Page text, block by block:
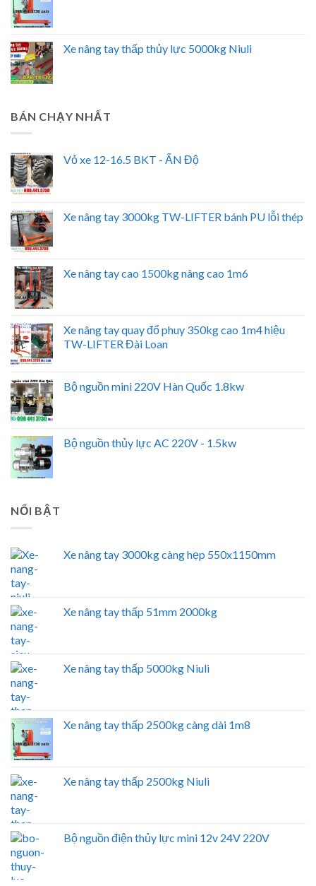
Xe nâng tay thấp thủy lực 5000kg Niuli
BÁN CHẠY NHẤT
Vỏ xe 12-16.5 BKT - ẤN Độ
Xe nâng tay 3000kg TW-LIFTER bánh PU lỗi thép
Xe nâng tay cao 1500kg nâng cao 1m6
Xe nâng tay quay đổ phuy 350kg cao 1m4 hiệu
TW-LIFTER Đài Loan
Bộ nguồn mini 220V Hàn Quốc 1.8kw
Bộ nguồn thủy lực AC 220V - 1.5kw
NỔI BẬT
Xe nâng tay 3000kg càng hẹp 550x1150mm
Xe nâng tay thấp 51mm 2000kg
Xe nâng tay thấp 5000kg Niuli
Xe nâng tay thấp 2500kg càng dài 1m8
Xe nâng tay thấp 2500kg Niuli
Bộ nguồn điện thủy lực mini 12v 24V 220V